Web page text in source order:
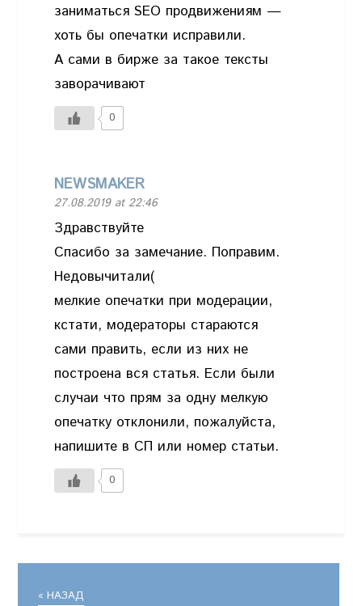
заниматься SEO продвижениям —
хоть бы опечатки исправили.
А сами в бирже за такое тексты
заворачивают
0
NEWSMAKER
27.08.2019 at 22:46
Здравствуйте
Спасибо за замечание. Поправим.
Недовычитали(
мелкие опечатки при модерации,
кстати, модераторы стараются
сами править, если из них не
построена вся статья. Если были
случаи что прям за одну мелкую
опечатку отклонили, пожалуйста,
напишите в СП или номер статьи.
0
« НАЗАД